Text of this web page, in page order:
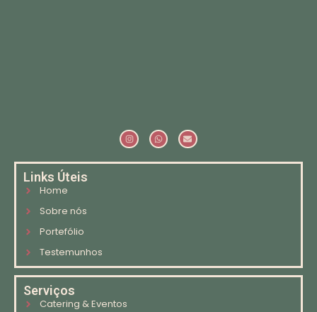
Links Úteis
Home
Sobre nós
Portefólio
Testemunhos
Serviços
Catering & Eventos